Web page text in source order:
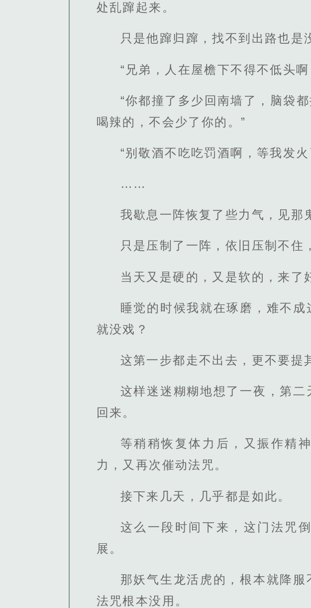
处乱蹿起来。
只是他蹿归蹿，找不到出路也是
“兄弟，人在屋檐下不得不低头
“你都撞了多少回南墙了，脑袋
喝辣的，不会少了你的。”
“别敬酒不吃吃罚酒啊，等我发
……
我歇息一阵恢复了些力气，见那
只是压制了一阵，依旧压制不住
当天又是硬的，又是软的，来了
睡觉的时候我就在琢磨，难不
就没戏？
这第一步都走不出去，更不要提
这样迷迷糊糊地想了一夜，第
回来。
等稍稍恢复体力后，又振作精
力，又再次催动法咒。
接下来几天，几乎都是如此。
这么一段时间下来，这门法咒
展。
那妖气生龙活虎的，根本就降
法咒根本没用。